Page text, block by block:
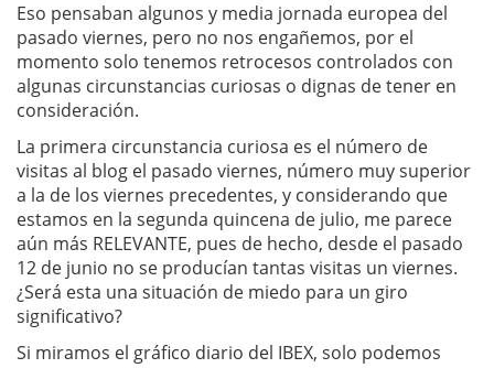
Eso pensaban algunos y media jornada europea del
pasado viernes, pero no nos engañemos, por el
momento solo tenemos retrocesos controlados con
algunas circunstancias curiosas o dignas de tener en
consideración.
La primera circunstancia curiosa es el número de
visitas al blog el pasado viernes, número muy superior
a la de los viernes precedentes, y considerando que
estamos en la segunda quincena de julio, me parece
aún más RELEVANTE, pues de hecho, desde el pasado
12 de junio no se producían tantas visitas un viernes.
¿Será esta una situación de miedo para un giro
significativo?
Si miramos el gráfico diario del IBEX, solo podemos